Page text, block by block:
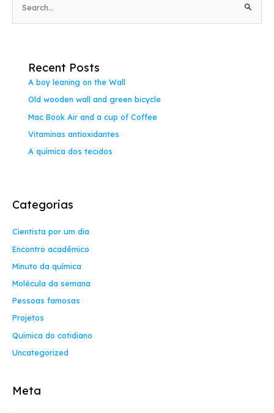
e
Recent Posts
A boy leaning on the Wall
Old wooden wall and green bicycle
Mac Book Air and a cup of Coffee
Vitaminas antioxidantes
A química dos tecidos
Categorias
Cientista por um dia
Encontro acadêmico
Minuto da química
Molécula da semana
Pessoas famosas
Projetos
Química do cotidiano
Uncategorized
Meta